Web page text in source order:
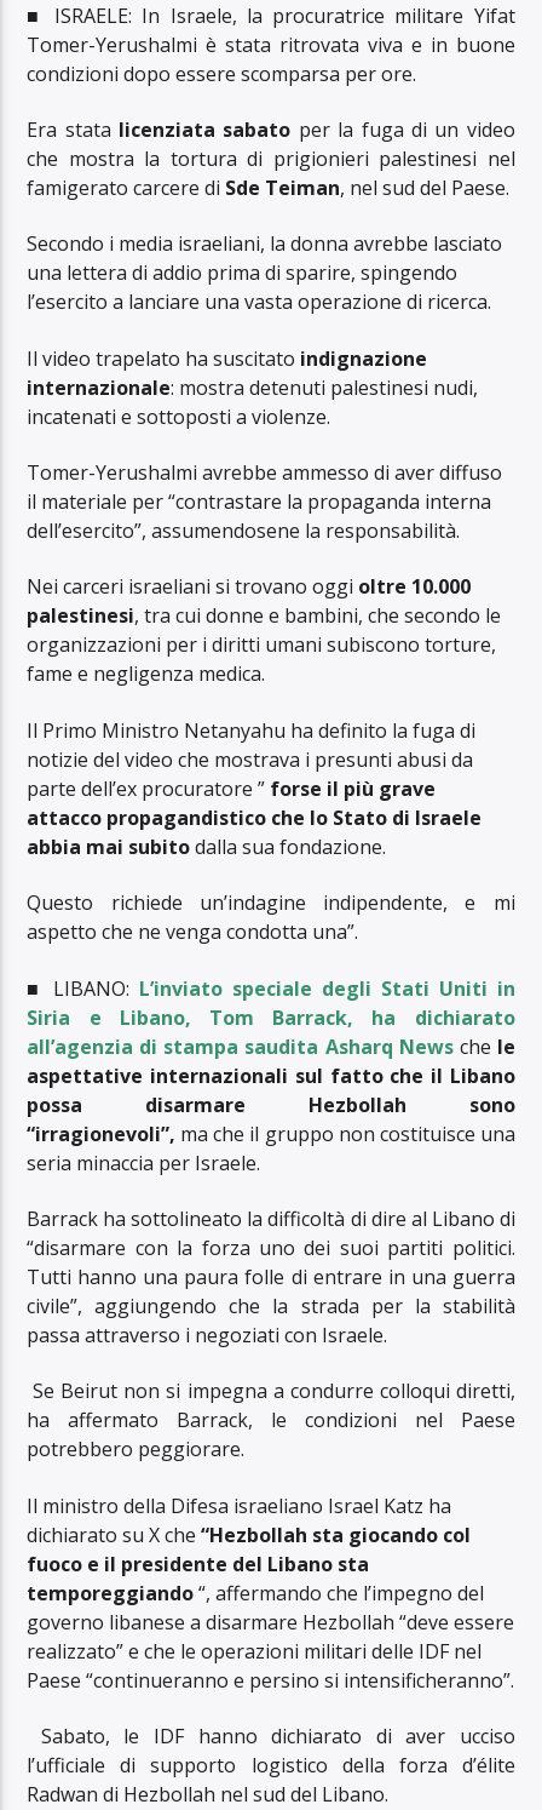
■ ISRAELE: In Israele, la procuratrice militare Yifat
Tomer-Yerushalmi è stata ritrovata viva e in buone
condizioni dopo essere scomparsa per ore.
Era stata licenziata sabato per la fuga di un video
che mostra la tortura di prigionieri palestinesi nel
famigerato carcere di Sde Teiman, nel sud del Paese.
Secondo i media israeliani, la donna avrebbe lasciato
una lettera di addio prima di sparire, spingendo
l’esercito a lanciare una vasta operazione di ricerca.
Il video trapelato ha suscitato indignazione
internazionale: mostra detenuti palestinesi nudi,
incatenati e sottoposti a violenze.
Tomer-Yerushalmi avrebbe ammesso di aver diffuso
il materiale per “contrastare la propaganda interna
dell’esercito”, assumendosene la responsabilità.
Nei carceri israeliani si trovano oggi oltre 10.000
palestinesi, tra cui donne e bambini, che secondo le
organizzazioni per i diritti umani subiscono torture,
fame e negligenza medica.
Il Primo Ministro Netanyahu ha definito la fuga di
notizie del video che mostrava i presunti abusi da
parte dell’ex procuratore ” forse il più grave
attacco propagandistico che lo Stato di Israele
abbia mai subitodalla sua fondazione.
Questo richiede un’indagine indipendente, e mi
aspetto che ne venga condotta una”.
■ LIBANO: L’inviato speciale degli Stati Uniti in
Siria e Libano, Tom Barrack, ha dichiarato
all’agenzia di stampa saudita Asharq Newsche le
aspettative internazionali sul fatto che il Libano
possa disarmare Hezbollah sono
“irragionevoli”, ma che il gruppo non costituisce una
seria minaccia per Israele.
Barrack ha sottolineato la difficoltà di dire al Libano di
“disarmare con la forza uno dei suoi partiti politici.
Tutti hanno una paura folle di entrare in una guerra
civile”, aggiungendo che la strada per la stabilità
passa attraverso i negoziati con Israele.
Se Beirut non si impegna a condurre colloqui diretti,
ha affermato Barrack, le condizioni nel Paese
potrebbero peggiorare.
Il ministro della Difesa israeliano Israel Katz ha
dichiarato su X che“Hezbollah sta giocando col
fuoco e il presidente del Libano sta
temporeggiando“, affermando che l’impegno del
governo libanese a disarmare Hezbollah “deve essere
realizzato” e che le operazioni militari delle IDF nel
Paese “continueranno e persino si intensificheranno”.
Sabato, le IDF hanno dichiarato di aver ucciso
l’ufficiale di supporto logistico della forza d’élite
Radwan di Hezbollah nel sud del Libano.